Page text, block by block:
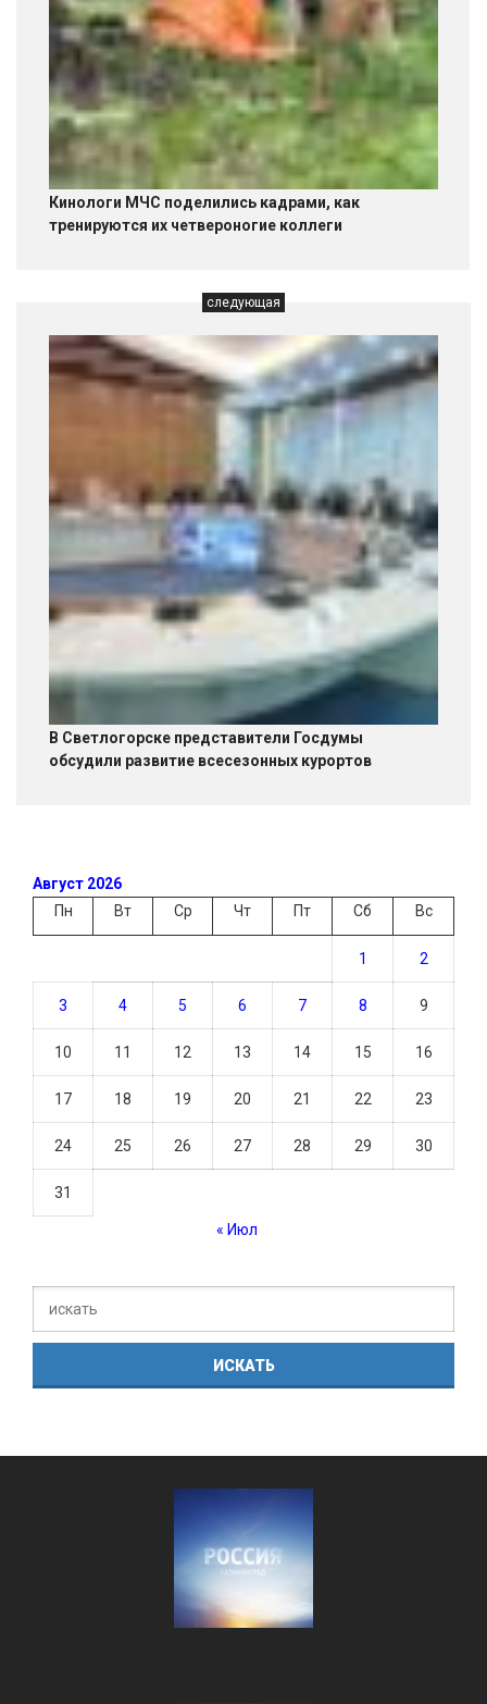
Кинологи МЧС поделились кадрами, как
тренируются их четвероногие коллеги
следующая
В Светлогорске представители Госдумы
обсудили развитие всесезонных курортов
Август 2026
Пн
Вт Ср Чт Пт Сб Вс
1 2
3 4 5 6 7 8 9
10 11 12 13 14 15 16
17 18 19 20 21 22 23
24 25 26 27 28 29 30
31
« Июл